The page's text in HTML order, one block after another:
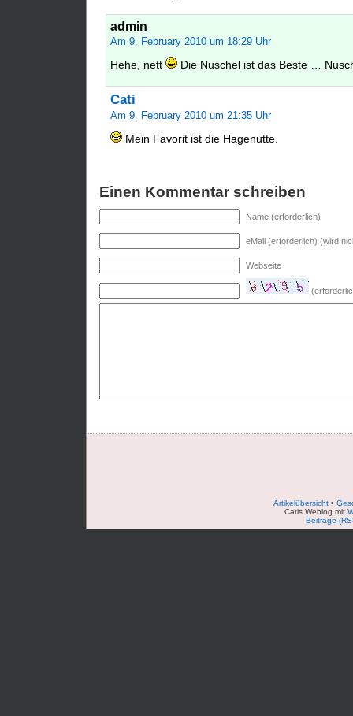
admin
Am 9. February 2010 um 18:29 Uhr
Hehe, nett Die Nuschel ist das Beste …
Cati
Am 9. February 2010 um 21:35 Uhr
Mein Favorit ist die Hagenutte.
Einen Kommentar schreiben
Name (erforderlich)
eMail (erforderlich) (wird
Webseite
Artikelübersicht •
Catis Weblog mit
Beiträge